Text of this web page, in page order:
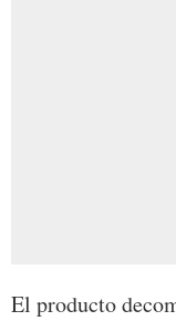
El producto